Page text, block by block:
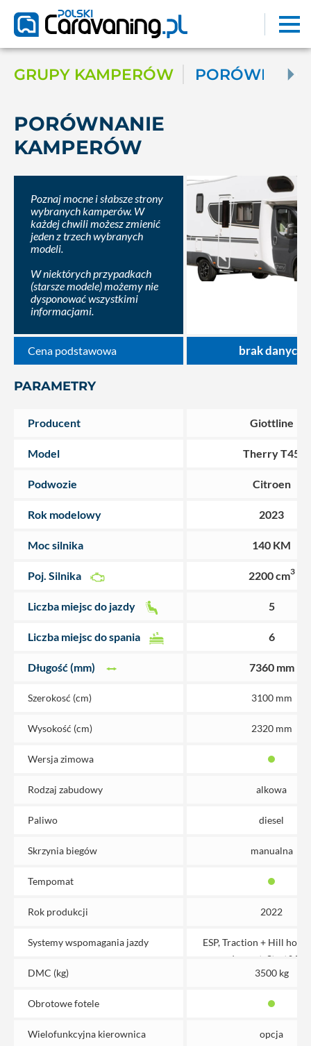
GRUPY KAMPERÓW PORÓWNAJ
PORÓWNANIE
KAMPERÓW
Poznaj mocne i słabsze strony
wybranych kamperów. W
każdej chwili możesz zmienić
jeden z trzech wybranych
modeli.
W niektórych przypadkach
(starsze modele) możemy nie
dysponować wszystkimi
informacjami.
Cena podstawowa
PARAMETRY
Producent
Model
Podwozie
Rok modelowy
Moc silnika
Poj. Silnika
Liczba miejsc do jazdy
Liczba miejsc do spania
Długość (mm)
Szerokosć (cm)
Wysokość (cm)
Wersja zimowa
Rodzaj zabudowy
Paliwo
Skrzynia biegów
Tempomat
Rok produkcji
Systemy wspomagania jazdy
DMC (kg)
Obrotowe fotele
Wielofunkcyjna kierownica
brak danych
Giottline
Therry T45
Citroen
2023
140 KM
2200 cm3
5
6
7360 mm
3100 mm
2320 mm
alkowa
diesel
manualna
2022
ESP, Traction + Hill
descent,
3500 kg
opcja